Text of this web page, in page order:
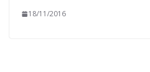
18/11/2016